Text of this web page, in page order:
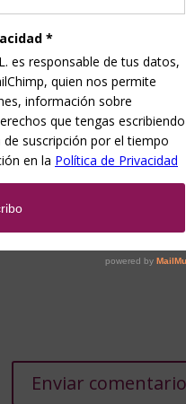
para poder responder tu comentario.
cualquier visitante de este sitio web.
Puedes ejercer tus